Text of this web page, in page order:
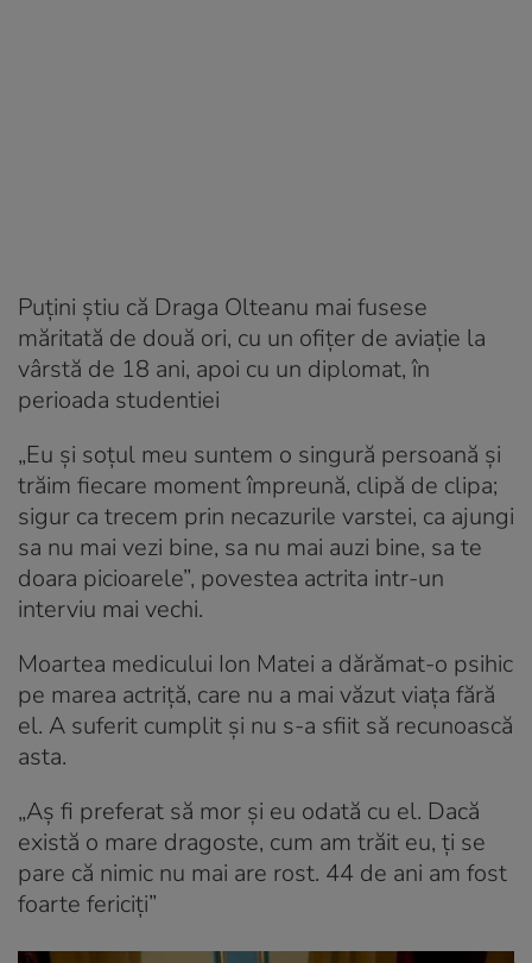
Puțini știu că Draga Olteanu mai fusese
măritată de două ori, cu un ofițer de aviație la
vârstă de 18 ani, apoi cu un diplomat, în
perioada studentiei
„Eu și soțul meu suntem o singură persoană și
trăim fiecare moment împreună, clipă de clipa;
sigur ca trecem prin necazurile varstei, ca ajungi
sa nu mai vezi bine, sa nu mai auzi bine, sa te
doara picioarele”, povestea actrita intr-un
interviu mai vechi.
Moartea medicului Ion Matei a dărămat-o psihic
pe marea actriță, care nu a mai văzut viața fără
el. A suferit cumplit și nu s-a sfiit să recunoască
asta.
„Aş fi preferat să mor şi eu odată cu el. Dacă
există o mare dragoste, cum am trăit eu, ţi se
pare că nimic nu mai are rost. 44 de ani am fost
foarte fericiţi”